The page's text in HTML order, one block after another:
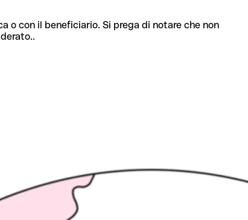
o con il beneficiario. Si prega di notare che non